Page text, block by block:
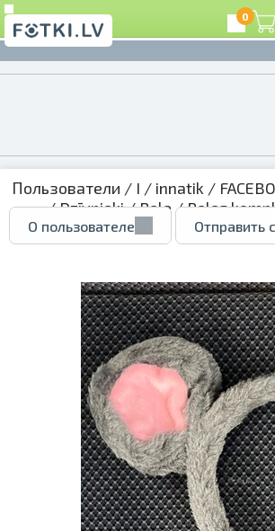
0
Пользователи / I / innatik /
/Dzīvnieki/Pele/ Peles
О пользователе Отправить